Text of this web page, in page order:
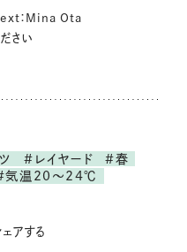
：Mina Ota
さい
#レイヤード
#春
気温20～24℃
アする